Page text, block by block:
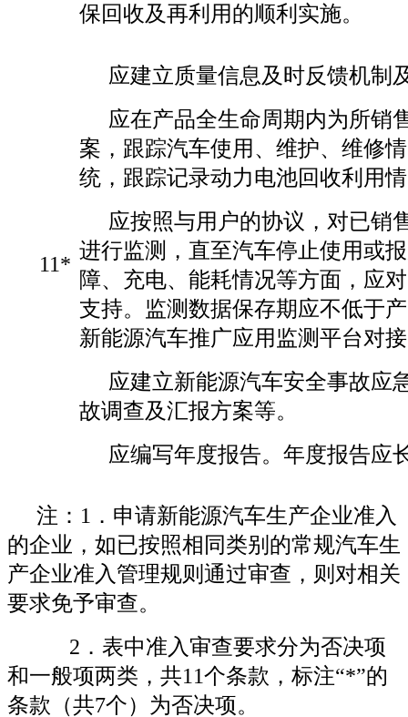
保回收及再利用的顺利实施。
11*
应建立质量信息及时反馈机制
应在产品全生命周期内为所销
案，跟踪汽车使用、维护、维修
统，跟踪记录动力电池回收利用
应按照与用户的协议，对已销
进行监测，直至汽车停止使用或
障、充电、能耗情况等方面，应
支持。监测数据保存期应不低于
新能源汽车推广应用监测平台对
应建立新能源汽车安全事故应
故调查及汇报方案等。
应编写年度报告。年度报告应
注：1．申请新能源汽车生产企业准入
的企业，如已按照相同类别的常规汽车生
产企业准入管理规则通过审查，则对相关
要求免予审查。
2．表中准入审查要求分为否决项
和一般项两类，共11个条款，标注“*”的
条款（共7个）为否决项。